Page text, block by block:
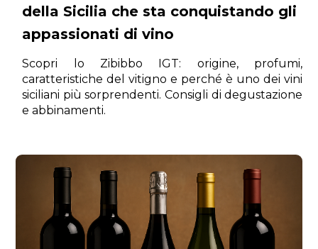
della Sicilia che sta conquistando gli
appassionati di vino
Scopri lo Zibibbo IGT: origine, profumi,
caratteristiche del vitigno e perché è uno dei vini
siciliani più sorprendenti. Consigli di degustazione
e abbinamenti.